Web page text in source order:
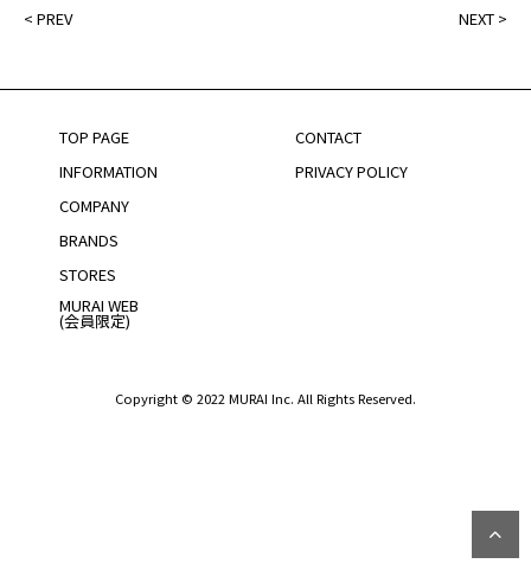
< PREV NEXT >
TOP PAGE
INFORMATION
COMPANY
BRANDS
STORES
MURAI WEB
(会員限定)
CONTACT
PRIVACY POLICY
Copyright © 2022 MURAI Inc. All Rights Reserved.